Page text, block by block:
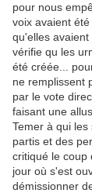
pour nous
voix avaient
qu'elles
vérifie qu les
été créée...
ne remplissent
par le vote
faisant une
Temer à qui
partis et des
critiqué le coup
jour où s'est
démissionner